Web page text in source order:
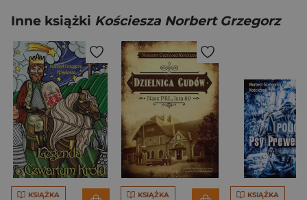
Inne książki Kościesza Norbert Grzegorz
KSIĄŻKA KSIĄŻKA KSIĄŻKA